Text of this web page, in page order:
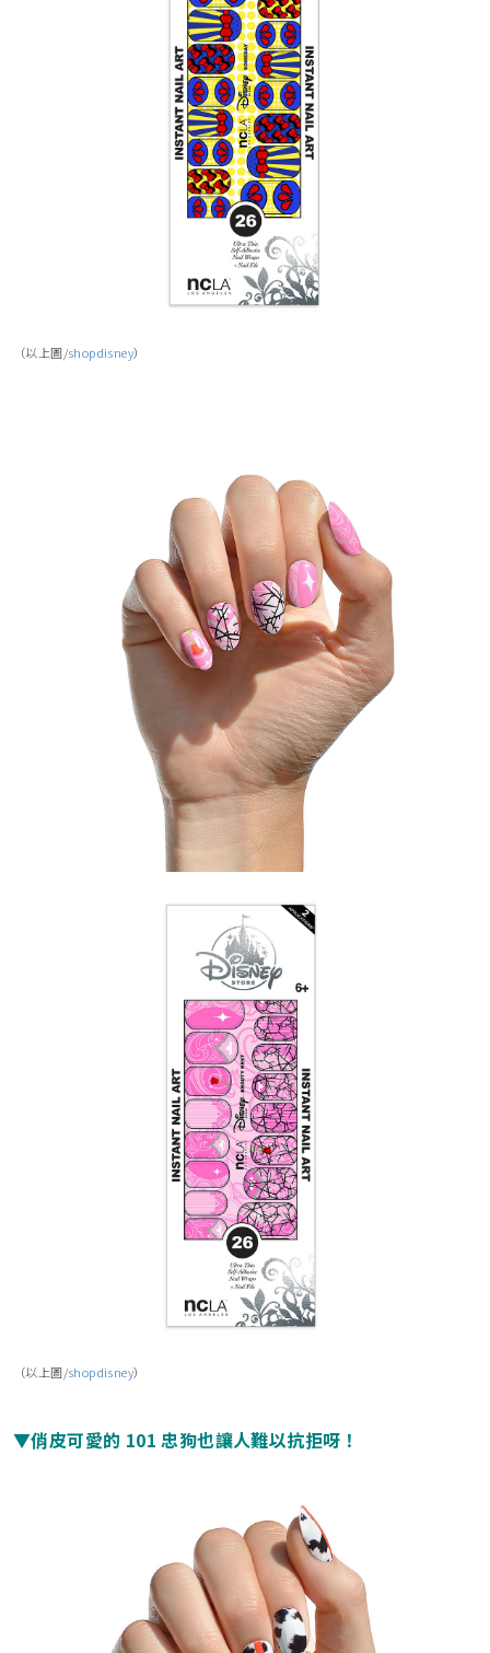
（以上圖/shopdisney）
（以上圖/shopdisney）
▼俏皮可愛的 101 忠狗也讓人難以抗拒呀！